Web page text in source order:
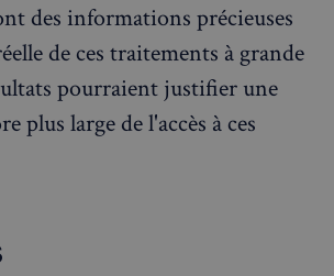
des informations précieuses
de ces traitements à grande
pourraient justifier une
plus large de l'accès à ces
Politique de confidentialité de